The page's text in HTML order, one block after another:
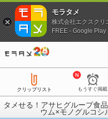
クリップリスト もうすぐ掲載
タメせる！アサヒグループ食
ウム×モノグルコシ
モラタメ
株式会社エクスクリ
FREE - Google Play